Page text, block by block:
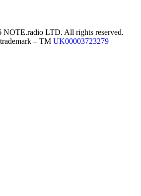
LTD. All rights reserved.
– TM UK00003723279